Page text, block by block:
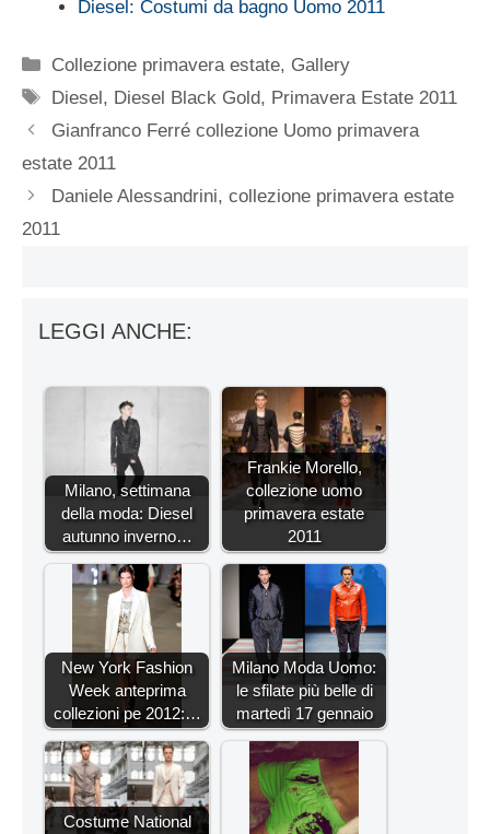
Diesel: Costumi da bagno Uomo 2011
Categorie
Collezione primavera estate, Gallery
Tag
Diesel, Diesel Black Gold, Primavera Estate 2011
Gianfranco Ferré collezione Uomo primavera
estate 2011
Daniele Alessandrini, collezione primavera estate
2011
LEGGI ANCHE:
Milano, settimana
della moda: Diesel
autunno inverno…
Frankie Morello,
collezione uomo
primavera estate
2011
New York Fashion
Week anteprima
collezioni pe 2012:…
Milano Moda Uomo:
le sfilate più belle di
martedì 17 gennaio
Costume National